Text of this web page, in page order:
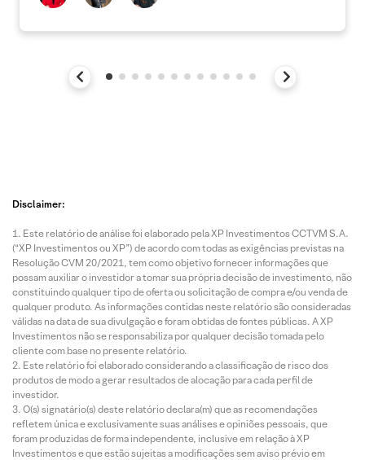
Disclaimer:
Este relatório de análise foi elaborado pela XP Investimentos CCTVM S.A.
(“XP Investimentos ou XP”) de acordo com todas as exigências previstas na
Resolução CVM 20/2021, tem como objetivo fornecer informações que
possam auxiliar o investidor a tomar sua própria decisão de investimento, não
constituindo qualquer tipo de oferta ou solicitação de compra e/ou venda de
qualquer produto. As informações contidas neste relatório são consideradas
válidas na data de sua divulgação e foram obtidas de fontes públicas. A XP
Investimentos não se responsabiliza por qualquer decisão tomada pelo
cliente com base no presente relatório.
Este relatório foi elaborado considerando a classificação de risco dos
produtos de modo a gerar resultados de alocação para cada perfil de
investidor.
O(s) signatário(s) deste relatório declara(m) que as recomendações
refletem única e exclusivamente suas análises e opiniões pessoais, que
foram produzidas de forma independente, inclusive em relação à XP
Investimentos e que estão sujeitas a modificações sem aviso prévio em